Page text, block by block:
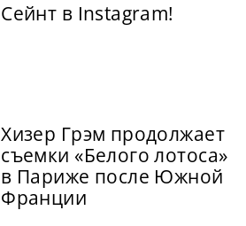
Сейнт в Instagram!
Хизер Грэм продолжает
съемки «Белого лотоса»
в Париже после Южной
Франции